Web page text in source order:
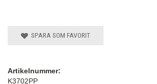
SPARA SOM FAVORIT
Artikelnummer:
K3702PP